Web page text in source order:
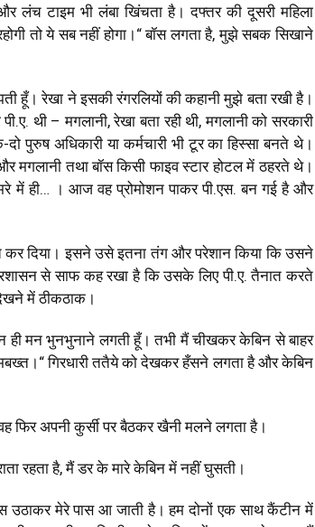
लंच टाइम भी लंबा खिंचता है। दफ्तर की दूसरी महिला
तो ये सब नहीं होगा। “बॉस लगता है,मुझे सबक सिखाने
हूँ। रेखा ने इसकी रंगरलियों की कहानी मुझे बता रखी है।
थी – मगलानी,रेखा बता रही थी,मगलानी को सरकारी
पुरुष अधिकारी या कर्मचारी भी टूर का हिस्सा बनते थे।
मगलानी तथा बॉस किसी फाइव स्टार होटल में ठहरते थे।
ही… । आज वह प्रोमोशन पाकर पी.एस. बन गई है और
दिया। इसने उसे इतना तंग और परेशान किया कि उसने
से साफ कह रखा है कि उसके लिए पी.ए. तैनात करते
में ठीकठाक।
मन भुनभुनाने लगती हूँ। तभी मैं चीखकर केबिन से बाहर
“गिरधारी ततैये को देखकर हँसने लगता है और केबिन
फिर अपनी कुर्सी पर बैठकर खैनी मलने लगता है।
रहता है,मैं डर के मारे केबिन में नहीं घुसती।
उठाकर मेरे पास आ जाती है। हम दोनों एक साथ कैंटीन में